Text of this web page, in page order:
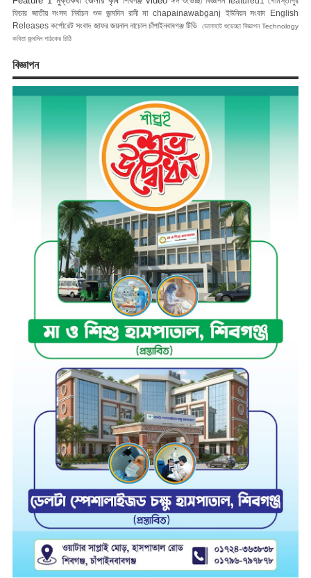
ফিচার জাতীয় সংসদ নির্বাচন শুভ জন্মদিন রানী মা chapainawabganj ইউনিয়ন সংবাদ English
Releases কর্পোরেট সংবাদ জাফর জয়নাল নাচোল চাঁপাইনবাবগঞ্জ টিভি ভোলাহাট শুভেচ্ছা বিজ্ঞাপন Technology
কবিতা জন্মদিন পাঠকের চিঠি
বিজ্ঞাপন